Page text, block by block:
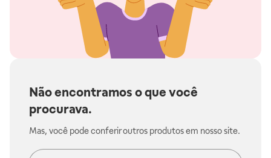
Não encontramos o que você
procurava.
Mas, você pode conferir outros produtos em nosso site.